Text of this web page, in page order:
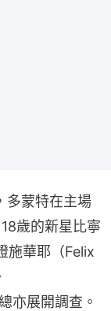
多蒙特在主場
歲的新星比寧
施華耶（Felix
亦展開調查。